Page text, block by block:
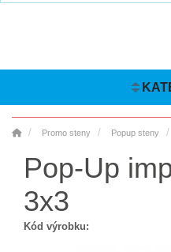
Promo steny Popup steny
Pop-Up
3x3
Kód výrobku: